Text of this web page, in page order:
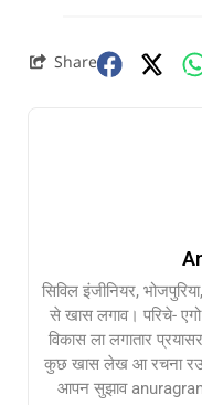
Share
सिविल इंजीनियर,
से खास लगाव। परिचे- एगो
विकास ला लगातार
कुछ खास लेख आ रचना
आपन सुझाव